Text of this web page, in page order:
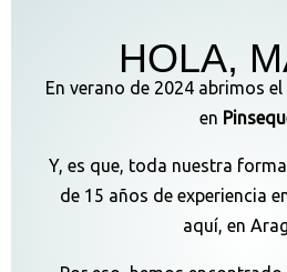
HOLA,
En verano de 2024 abrimos el
en
Y, es que, toda nuestra
de 15 años de experiencia
aquí, en